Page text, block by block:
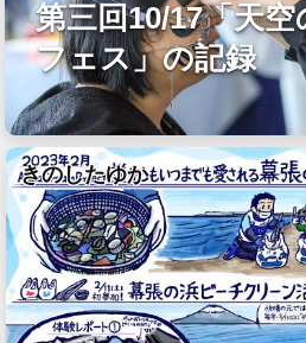
第三回10/17「天空
フェス」の記録
きのしたゆか